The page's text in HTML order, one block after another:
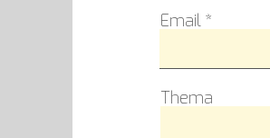
Email
Thema